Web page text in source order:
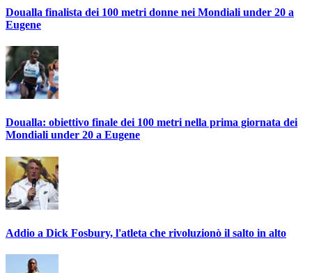
Doualla finalista dei 100 metri donne nei Mondiali under 20 a
Eugene
Doualla: obiettivo finale dei 100 metri nella prima giornata dei
Mondiali under 20 a Eugene
Addio a Dick Fosbury, l'atleta che rivoluzionò il salto in alto